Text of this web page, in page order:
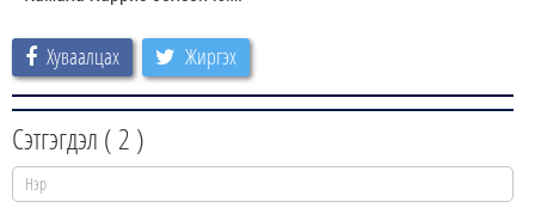
Хуваалцах Жиргэх
Сэтгэгдэл (2 )